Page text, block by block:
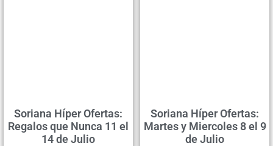
Soriana Híper Ofertas:
Regalos que Nunca 11 el
14 de Julio
Soriana Híper Ofertas:
Martes y Miercoles 8 el 9
de Julio